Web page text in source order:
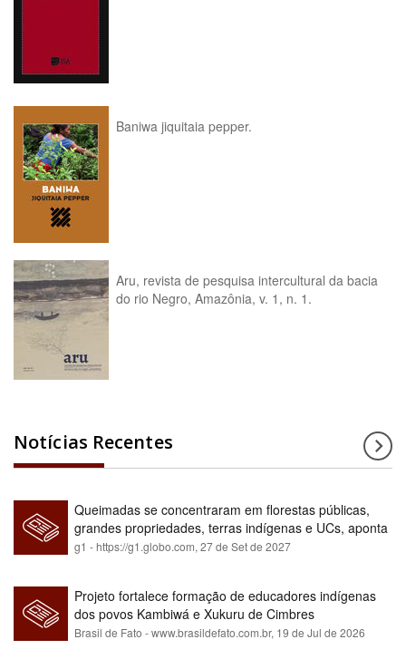
Baniwa jiquitaia pepper.
Aru, revista de pesquisa intercultural da bacia
do rio Negro, Amazônia, v. 1, n. 1.
Notícias Recentes
Queimadas se concentraram em florestas públicas,
grandes propriedades, terras indígenas e UCs, aponta
relatório
g1 - https://g1.globo.com, 27 de Set de 2027
Projeto fortalece formação de educadores indígenas
dos povos Kambiwá e Xukuru de Cimbres
Brasil de Fato - www.brasildefato.com.br, 19 de Jul de 2026